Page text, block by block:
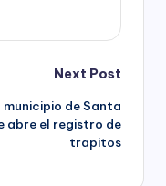
Next Post
municipio de Santa
abre el registro de
trapitos